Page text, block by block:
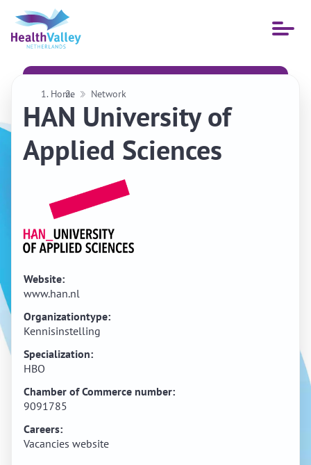
Open
menu
Home Network
HAN University of
Applied Sciences
Website:
www.han.nl
Organizationtype:
Kennisinstelling
Specialization:
HBO
Chamber of Commerce number:
9091785
Careers:
Vacancies website